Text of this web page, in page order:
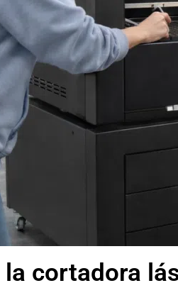
cortadora